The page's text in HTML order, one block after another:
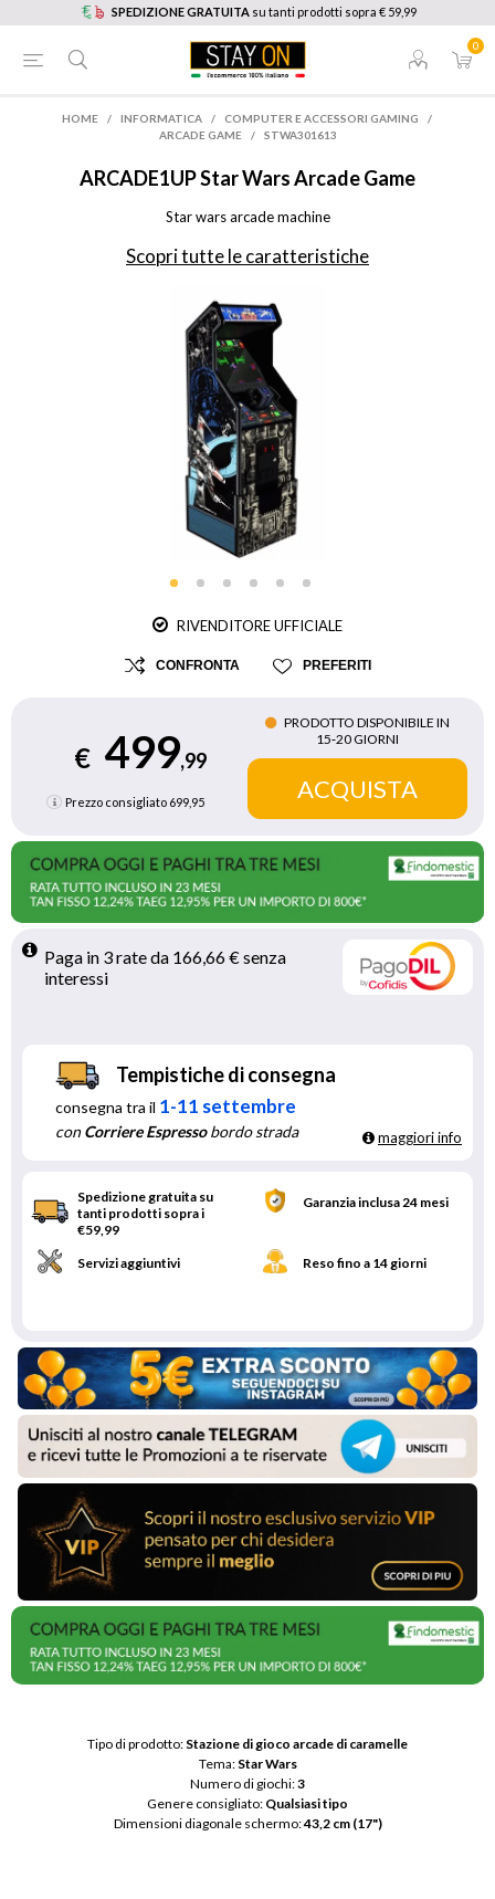
SPEDIZIONE GRATUITA su tanti prodotti sopra € 59,99
0
HOME / INFORMATICA / COMPUTER E ACCESSORI GAMING
/
ARCADE GAME
/ STWA301613
ARCADE1UPStar Wars Arcade Game
Star wars arcade machine
Scopri tutte le caratteristiche
RIVENDITORE UFFICIALE
CONFRONTA PREFERITI
€ 499,99
Prezzo consigliato 699,95
PRODOTTO DISPONIBILE IN
15‑20 GIORNI
Paga in 3 rate da 166,66 € senza
interessi
Tempistiche di consegna
consegna tra il 1-11 settembre
conCorriere Espressobordo strada maggiori info
Spedizione gratuita su
tanti prodotti sopra i
€59,99
Garanzia inclusa 24 mesi
Servizi aggiuntivi Reso fino a 14 giorni
Tipo di prodotto: Stazione di gioco arcade di caramelle
Tema: Star Wars
Numero di giochi: 3
Genere consigliato: Qualsiasi tipo
Dimensioni diagonale schermo: 43,2 cm (17")